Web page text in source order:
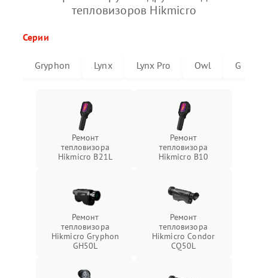
тепловизоров Hikmicro
Серии
Gryphon Lynx Lynx Pro Owl G
Ремонт
тепловизора
Hikmicro B21L
Ремонт
тепловизора
Hikmicro B10
Ремонт
тепловизора
Hikmicro Gryphon
GH50L
Ремонт
тепловизора
Hikmicro Condor
CQ50L